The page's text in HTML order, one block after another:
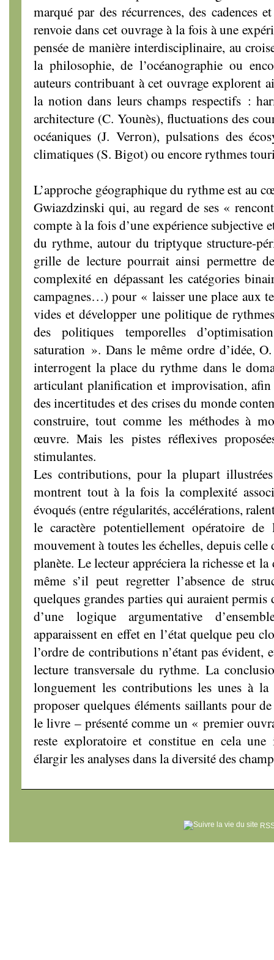
marqué par des récurrences, des cadences
renvoie dans cet ouvrage à la fois à une
pensée de manière interdisciplinaire, au
la philosophie, de l’océanographie ou
auteurs contribuant à cet ouvrage explorent
la notion dans leurs champs respectifs :
architecture (C. Younès), fluctuations des
océaniques (J. Verron), pulsations des
climatiques (S. Bigot) ou encore rythmes
L’approche géographique du rythme est au
Gwiazdzinski qui, au regard de ses «
compte à la fois d’une expérience subjective
du rythme, autour du triptyque structure-
grille de lecture pourrait ainsi permettre
complexité en dépassant les catégories
campagnes…) pour « laisser une place aux
vides et développer une politique de
des politiques temporelles
saturation ». Dans le même ordre d’idée,
interrogent la place du rythme dans le
articulant planification et improvisation,
des incertitudes et des crises du monde
construire, tout comme les méthodes à
œuvre. Mais les pistes réflexives
stimulantes.
Les contributions, pour la plupart
montrent tout à la fois la complexité
évoqués (entre régularités, accélérations,
le caractère potentiellement opératoire
mouvement à toutes les échelles, depuis
planète. Le lecteur appréciera la richesse et
même s’il peut regretter l’absence de
quelques grandes parties qui auraient
d’une logique argumentative
apparaissent en effet en l’état quelque peu
l’ordre de contributions n’étant pas évident,
lecture transversale du rythme. La
longuement les contributions les unes à la
proposer quelques éléments saillants pour
le livre – présenté comme un « premier
reste exploratoire et constitue en cela
élargir les analyses dans la diversité des